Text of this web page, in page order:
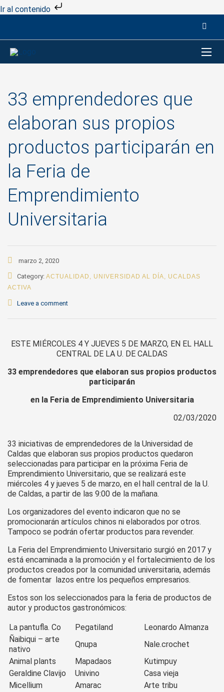
Ir al contenido
33 emprendedores que
elaboran sus propios
productos participarán en
la Feria de
Emprendimiento
Universitaria
marzo 2, 2020
Category: ACTUALIDAD , UNIVERSIDAD AL DÍA, UCALDAS
ACTIVA
Leave a comment
ESTE MIÉRCOLES 4 Y JUEVES 5 DE MARZO, EN EL HALL
CENTRAL DE LA U. DE CALDAS
33 emprendedores que elaboran sus propios productos
participarán
en la Feria de Emprendimiento Universitaria
02/03/2020
33 iniciativas de emprendedores de la Universidad de
Caldas que elaboran sus propios productos quedaron
seleccionadas para participar en la próxima Feria de
Emprendimiento Universitario, que se realizará este
miércoles 4 y jueves 5 de marzo, en el hall central de la U.
de Caldas, a partir de las 9:00 de la mañana.
Los organizadores del evento indicaron que no se
promocionarán artículos chinos ni elaborados por otros.
Tampoco se podrán ofertar productos para revender.
La Feria del Emprendimiento Universitario surgió en 2017 y
está encaminada a la promoción y el fortalecimiento de los
productos creados por la comunidad universitaria, además
de fomentar lazos entre los pequeños empresarios.
Estos son los seleccionados para la feria de productos de
autor y productos gastronómicos:
La pantufla. Co Pegatiland
Leonardo Almanza
Ñaibiqui – arte
nativo
Qnupa
Nale.crochet
Animal plants
Mapadaos
Kutimpuy
Geraldine Clavijo
Univino
Casa vieja
Micellium
Amarac
Arte tribu